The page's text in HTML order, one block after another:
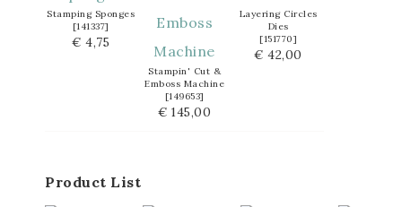
Stamping Sponges
[141337]
€ 4,75
Stampin' Cut &
Emboss Machine
[149653]
€ 145,00
Layering Circles
Dies
[151770]
€ 42,00
Product List